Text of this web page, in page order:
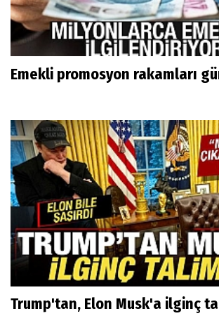
Emekli promosyon rakamları
Trump'tan, Elon Musk'a ilginç